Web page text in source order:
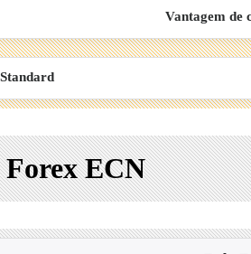
Vantagem de
ECN